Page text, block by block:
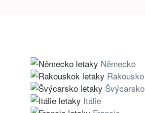
Německo
Rakousko
Švýcarsko
Itálie